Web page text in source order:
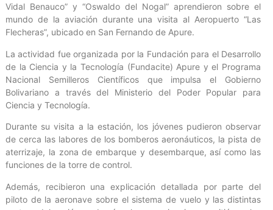
Vidal Benauco” y “Oswaldo del Nogal” aprendieron sobre el
mundo de la aviación durante una visita al Aeropuerto “Las
Flecheras”, ubicado en San Fernando de Apure.
La actividad fue organizada por la Fundación para el Desarrollo
de la Ciencia y la Tecnología (Fundacite) Apure y el Programa
Nacional Semilleros Científicos que impulsa el Gobierno
Bolivariano a través del Ministerio del Poder Popular para
Ciencia y Tecnología.
Durante su visita a la estación, los jóvenes pudieron observar
de cerca las labores de los bomberos aeronáuticos, la pista de
aterrizaje, la zona de embarque y desembarque, así como las
funciones de la torre de control.
Además, recibieron una explicación detallada por parte del
piloto de la aeronave sobre el sistema de vuelo y las distintas